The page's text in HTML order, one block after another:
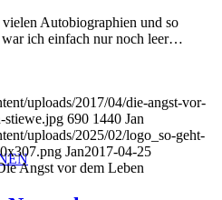
Autobiographien und so
ich einfach nur noch leer…
uploads/2017/04/die-angst-vor-
stiewe.jpg 690 1440 Jan
uploads/2025/02/logo_so-geht-
Jan2017-04-25
Angst vor dem Leben